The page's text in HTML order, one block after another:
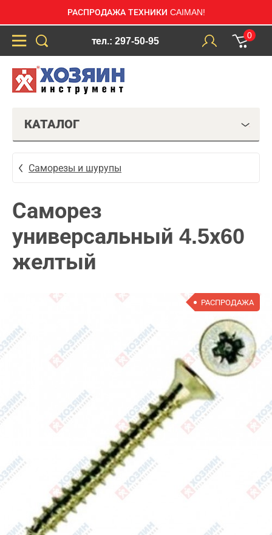
РАСПРОДАЖА ТЕХНИКИ CAIMAN!
тел.: 297-50-95
0
КАТАЛОГ
Саморезы и шурупы
Саморез
универсальный 4.5х60
желтый
РАСПРОДАЖА